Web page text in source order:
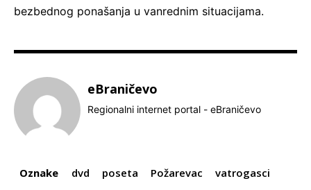
bezbednog ponašanja u vanrednim situacijama.
eBraničevo
Regionalni internet portal - eBraničevo
Oznake dvd poseta Požarevac vatrogasci